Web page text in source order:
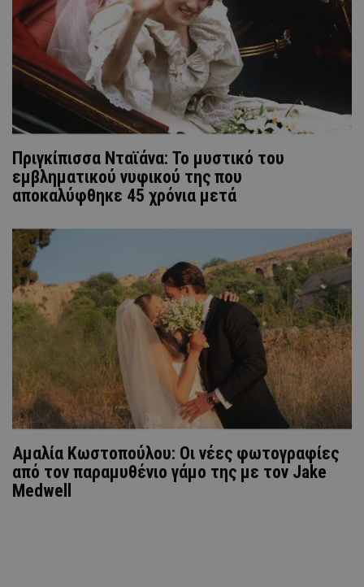
Πριγκίπισσα Νταϊάνα: Το μυστικό του
εμβληματικού νυφικού της που
αποκαλύφθηκε 45 χρόνια μετά
Αμαλία Κωστοπούλου: Οι νέες φωτογραφίες
από τον παραμυθένιο γάμο της με τον Jake
Medwell